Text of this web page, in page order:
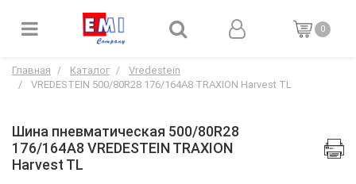
0
Главная Каталог
Vredestein
VREDESTEIN 500/80R28 176/164A8 TRAXION Harvest TL
Шина пневматическая 500/80R28
176/164A8 VREDESTEIN TRAXION
Harvest TL